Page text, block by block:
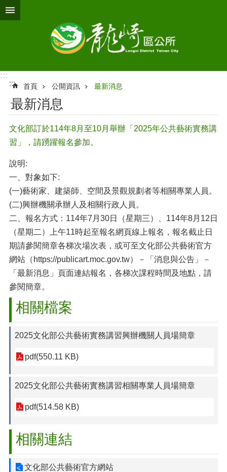
跳到主要內容區塊
:::
:::
首頁 公開資訊 最新消息
最新消息
文化部訂於114年8月至10月舉辦「2025年公共藝術實務講
習」，請踴躍報名參加。
說明:
一、對象如下:
(一)藝術家、建築師、空間及景觀規劃者等相關專業人員。
(二)興辦機關承辦人及相關行政人員。
二、報名方式：114年7月30日（星期三）、114年8月12日
（星期二）上午11時起至報名網頁線上報名，報名截止日
期請參閱簡章各梯次場次表，或可至文化部公共藝術官方
網站（https://publicart.moc.gov.tw）－「消息與公告」－
「最新消息」頁面連結報名，各梯次課程時間及地點，請
參閱簡章。
相關檔案
2025文化部公共藝術實務講習興辦機關人員場簡章
pdf(550.11 KB)
2025文化部公共藝術實務講習相關專業人員場簡章
pdf(514.58 KB)
相關連結
文化部公共藝術官方網站